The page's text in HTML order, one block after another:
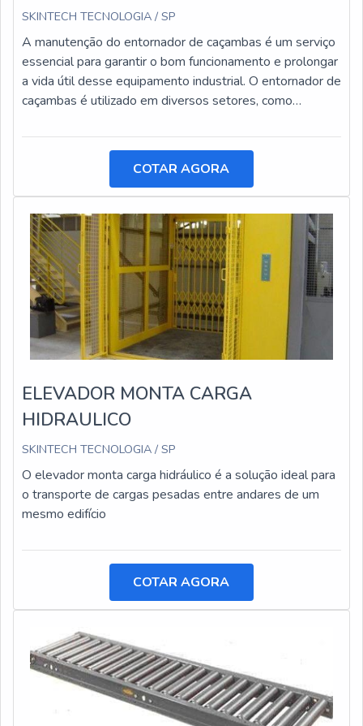
SKINTECH TECNOLOGIA / SP
A manutenção do entornador de caçambas é um serviço
essencial para garantir o bom funcionamento e prolongar
a vida útil desse equipamento industrial. O entornador de
caçambas é utilizado em diversos setores, como
desgastes e danos ao longo do tempo.
COTAR AGORA
ELEVADOR MONTA CARGA
HIDRAULICO
SKINTECH TECNOLOGIA / SP
O elevador monta carga hidráulico é a solução ideal para
o transporte de cargas pesadas entre andares de um
mesmo edifício
COTAR AGORA